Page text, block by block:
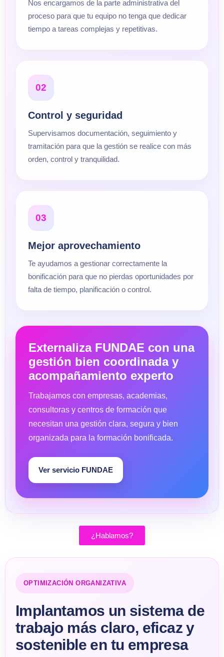
Nos encargamos de la parte administrativa del
proceso para que tu equipo no tenga que dedicar
tiempo a tareas complejas y repetitivas.
02
Control y seguridad
Supervisamos documentación, seguimiento y
tramitación para que la gestión se realice con más
orden, control y tranquilidad.
03
Mejor aprovechamiento
Te ayudamos a gestionar correctamente la
bonificación para que no pierdas oportunidades por
falta de tiempo, planificación o control.
Externaliza FUNDAE con una
gestión bien coordinada y
acompañamiento experto
Trabajamos con empresas, academias,
consultoras y centros de formación que
necesitan una gestión clara, segura y bien
organizada para la formación bonificada.
Ver servicio FUNDAE
¿Hablamos?
OPTIMIZACIÓN ORGANIZATIVA
Implantamos un sistema de
trabajo más claro, eficaz y
sostenible en tu empresa